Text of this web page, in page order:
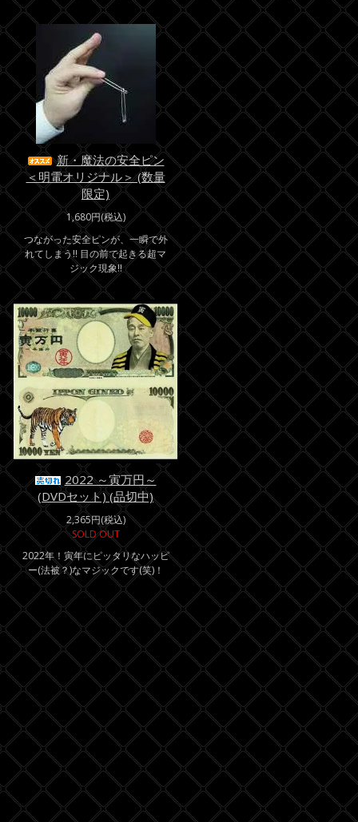
新・魔法の安全ピン
＜明電オリジナル＞ (数量
限定)
1,680円(税込)
つながった安全ピンが、一瞬で外
れてしまう!! 目の前で起きる超マ
ジック現象!!
2022 ～寅万円～
(DVDセット) (品切中)
2,365円(税込)
SOLD OUT
2022年！寅年にピッタリなハッピ
ー(法被？)なマジックです(笑)！